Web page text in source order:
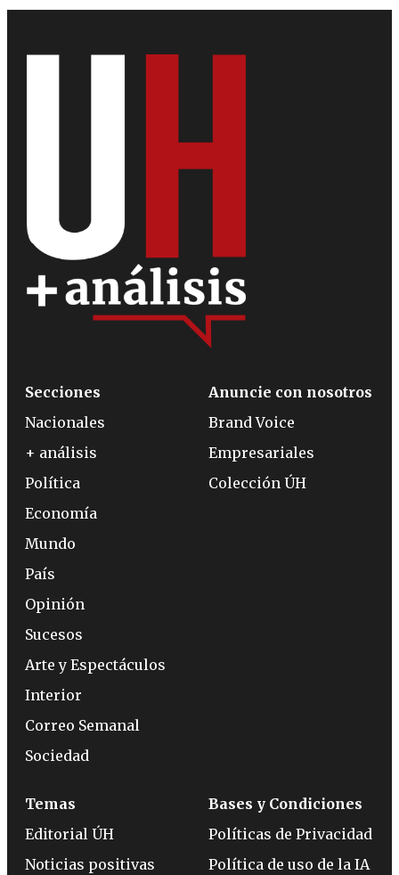
Secciones
Nacionales
+ análisis
Política
Economía
Mundo
País
Opinión
Sucesos
Arte y Espectáculos
Interior
Correo Semanal
Sociedad
Anuncie con nosotros
Brand Voice
Empresariales
Colección ÚH
Temas
Editorial ÚH
Noticias positivas
Bases y Condiciones
Políticas de Privacidad
Política de uso de la IA